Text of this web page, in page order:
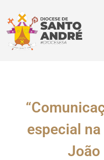
especial
João